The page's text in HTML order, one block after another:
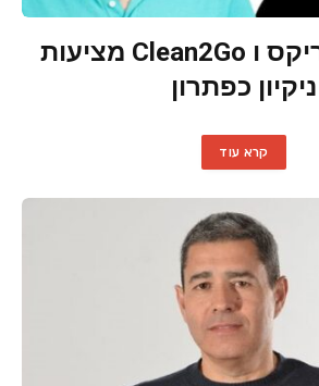
מהיום- מטריקס ו Clean2Go מציעות
ניקיון כפתרון
קרא עוד